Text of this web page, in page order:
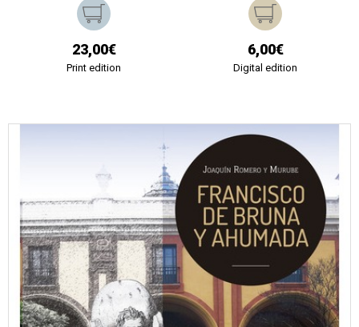
23,00€
Print edition
6,00€
Digital edition